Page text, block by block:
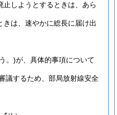
しようとするときは、あら
は、速やかに総長に届け出
。)が、具体的事項について
議するため、部局放射線安全